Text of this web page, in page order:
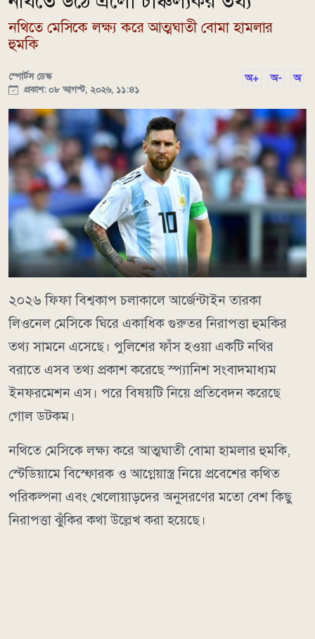
নথিতে মেসিকে লক্ষ্য করে আত্মঘাতী বোমা হামলার
হুমকি
স্পোর্টস ডেস্ক
প্রকাশ: ০৮ আগস্ট, ২০২৬, ১১:৪১
অ+ অ- অ
২০২৬ ফিফা বিশ্বকাপ চলাকালে আর্জেন্টাইন তারকা
লিওনেল মেসিকে ঘিরে একাধিক গুরুতর নিরাপত্তা হুমকির
তথ্য সামনে এসেছে। পুলিশের ফাঁস হওয়া একটি নথির
বরাতে এসব তথ্য প্রকাশ করেছে স্প্যানিশ সংবাদমাধ্যম
ইনফরমেশন এস। পরে বিষয়টি নিয়ে প্রতিবেদন করেছে
গোল ডটকম।
নথিতে মেসিকে লক্ষ্য করে আত্মঘাতী বোমা হামলার হুমকি,
স্টেডিয়ামে বিস্ফোরক ও আগ্নেয়াস্ত্র নিয়ে প্রবেশের কথিত
পরিকল্পনা এবং খেলোয়াড়দের অনুসরণের মতো বেশ কিছু
নিরাপত্তা ঝুঁকির কথা উল্লেখ করা হয়েছে।